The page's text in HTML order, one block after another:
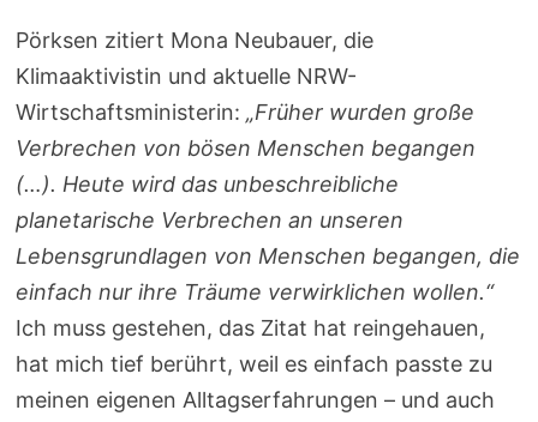
Pörksen zitiert Mona Neubauer, die
Klimaaktivistin und aktuelle NRW-
Wirtschaftsministerin:„Früher wurden große
Verbrechen von bösen Menschen begangen
(…). Heute wird das unbeschreibliche
planetarische Verbrechen an unseren
Lebensgrundlagen von Menschen begangen, die
einfach nur ihre Träume verwirklichen wollen.“
Ich muss gestehen, das Zitat hat reingehauen,
hat mich tief berührt, weil es einfach passte zu
meinen eigenen Alltagserfahrungen – und auch